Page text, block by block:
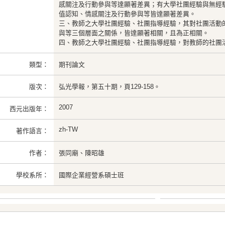
感關注及行動參與等達顯著差異；有大學社團經驗與無
值認知、情感關注及行動參與等皆達顯著差異。
三、教師之大學社團經驗、社團指導經驗，其對社團活
與等三個層面之關係，皆達顯著相關，且為正相關。
四、教師之大學社團經驗、社團指導經驗，對教師的社
類型： 期刊論文
版次： 弘光學報，第五十期，頁129-158。
西元出版年： 2007
著作語言： zh-TW
作者： 張同廟、陳昭雄
學校系所： 國際企業經營系碩士班